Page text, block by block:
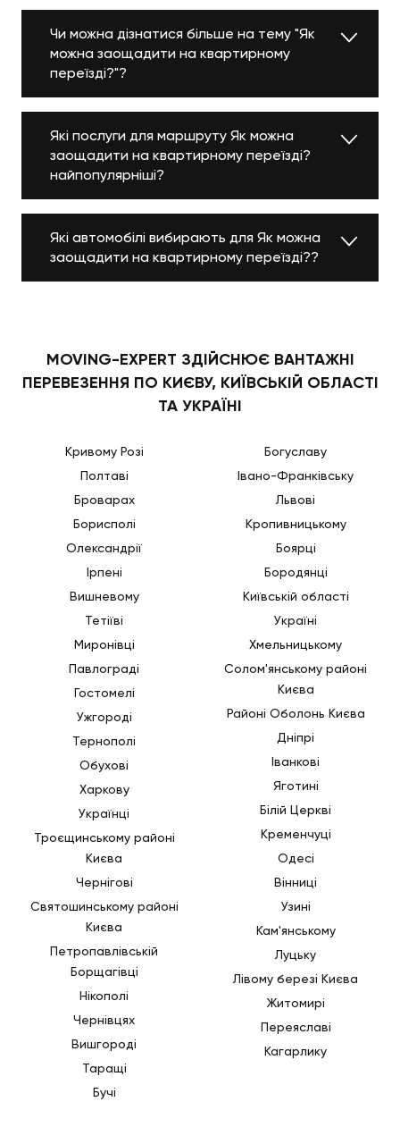
Чи можна дізнатися більше на тему "Як
можна заощадити на квартирному
переїзді?"?
Які послуги для маршруту Як можна
заощадити на квартирному переїзді?
найпопулярніші?
Які автомобілі вибирають для Як можна
заощадити на квартирному переїзді??
MOVING-EXPERT ЗДІЙСНЮЄ ВАНТАЖНІ
ПЕРЕВЕЗЕННЯ ПО КИЄВУ, КИЇВСЬКІЙ ОБЛАСТІ
ТА УКРАЇНІ
Кривому Розі
Полтаві
Броварах
Борисполі
Олександрії
Ірпені
Вишневому
Тетіїві
Миронівці
Павлограді
Гостомелі
Ужгороді
Тернополі
Обухові
Харкову
Українці
Троєщинському районі
Києва
Чернігові
Святошинському районі
Києва
Петропавлівській
Борщагівці
Нікополі
Чернівцях
Вишгороді
Таращі
Бучі
Богуславу
Івано-Франківську
Львові
Кропивницькому
Боярці
Бородянці
Київській області
Україні
Хмельницькому
Солом'янському районі
Києва
Районі Оболонь Києва
Дніпрі
Іванкові
Яготині
Білій Церкві
Кременчуці
Одесі
Вінниці
Узині
Кам'янському
Луцьку
Лівому березі Києва
Житомирі
Переяславі
Кагарлику